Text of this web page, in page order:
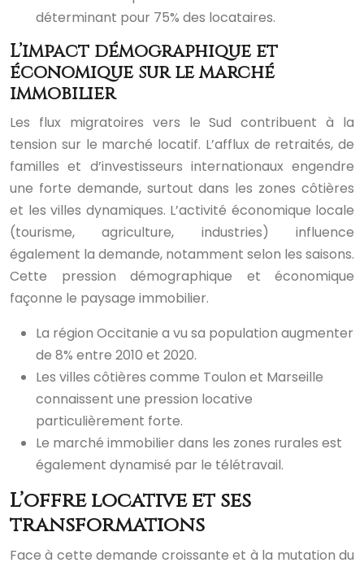
déterminant pour 75% des locataires.
L’impact démographique et
économique sur le marché
immobilier
Les flux migratoires vers le Sud contribuent à la
tension sur le marché locatif. L’afflux de retraités, de
familles et d’investisseurs internationaux engendre
une forte demande, surtout dans les zones côtières
et les villes dynamiques. L’activité économique locale
(tourisme, agriculture, industries) influence
également la demande, notamment selon les saisons.
Cette pression démographique et économique
façonne le paysage immobilier.
La région Occitanie a vu sa population augmenter
de 8% entre 2010 et 2020.
Les villes côtières comme Toulon et Marseille
connaissent une pression locative
particulièrement forte.
Le marché immobilier dans les zones rurales est
également dynamisé par le télétravail.
L’offre locative et ses
transformations
Face à cette demande croissante et à la mutation du